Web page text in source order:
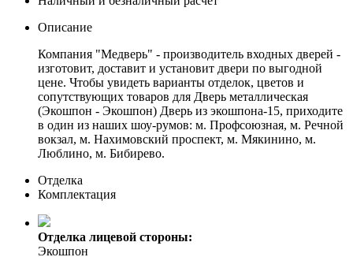
Описание
Компания "Медверь" - производитель входных дверей -
изготовит, доставит и установит двери по выгодной
цене. Чтобы увидеть варианты отделок, цветов и
сопутствующих товаров для Дверь металлическая
(Экошпон - Экошпон) Дверь из экошпона-15, приходите
в один из наших шоу-румов: м. Профсоюзная, м. Речной
вокзал, м. Нахимовский проспект, м. Мякинино, м.
Люблино, м. Бибирево.
Отделка
Комплектация
Отделка лицевой стороны:
Экошпон